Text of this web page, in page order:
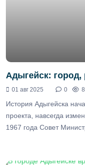
Адыгейск:
01 авг 2025 0 8
История Адыгейска
проекта, навсегда
1967 года Совет